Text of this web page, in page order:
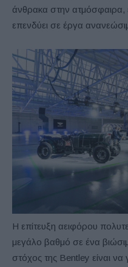
άνθρακα στην
επενδύει σε έργα
Η επίτευξη αειφόρου
μεγάλο βαθμό σε ένα
στόχος της Bentley είναι να